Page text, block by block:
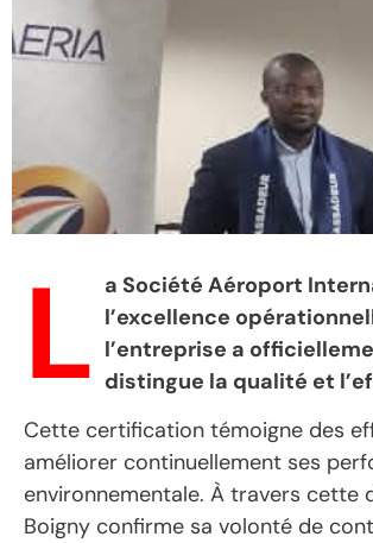
L a Société Aéroport
l’excellence
l’entreprise a
distingue la qualité et
Cette certification témoigne des
améliorer continuellement ses
environnementale. À travers cette
Boigny confirme sa volonté de